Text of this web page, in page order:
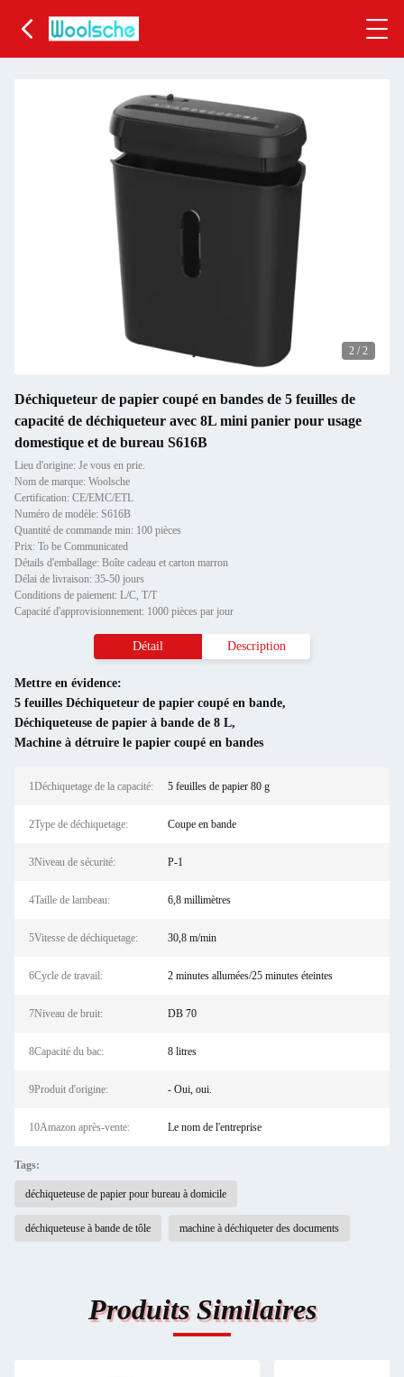
2 / 2
Déchiqueteur de papier coupé en bandes de 5 feuilles de
capacité de déchiqueteur avec 8L mini panier pour usage
domestique et de bureau S616B
Lieu d'origine: Je vous en prie.
Nom de marque: Woolsche
Certification: CE/EMC/ETL
Numéro de modèle: S616B
Quantité de commande min: 100 pièces
Prix: To be Communicated
Détails d'emballage: Boîte cadeau et carton marron
Délai de livraison: 35-50 jours
Conditions de paiement: L/C, T/T
Capacité d'approvisionnement: 1000 pièces par jour
Détail Description
Mettre en évidence:
5 feuilles Déchiqueteur de papier coupé en bande,
Déchiqueteuse de papier à bande de 8 L,
Machine à détruire le papier coupé en bandes
1Déchiquetage de la capacité: 5 feuilles de papier 80 g
2Type de déchiquetage: Coupe en bande
3Niveau de sécurité: P-1
4Taille de lambeau: 6,8 millimètres
5Vitesse de déchiquetage: 30,8 m/min
6Cycle de travail: 2 minutes allumées/25 minutes éteintes
7Niveau de bruit: DB 70
8Capacité du bac: 8 litres
9Produit d'origine: - Oui, oui.
10Amazon après-vente: Le nom de l'entreprise
Tags:
déchiqueteuse de papier pour bureau à domicile
déchiqueteuse à bande de tôle machine à déchiqueter des documents
Produits Similaires